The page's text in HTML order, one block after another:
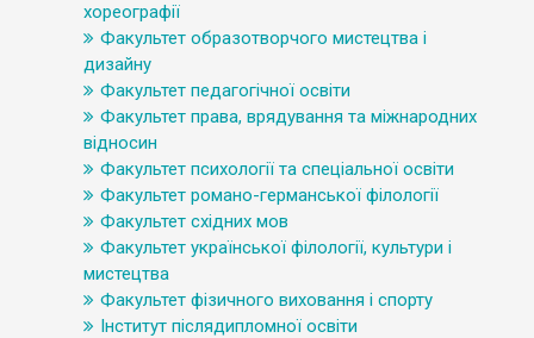
хореографії
Факультет образотворчого мистецтва і
дизайну
Факультет педагогічної освіти
Факультет права, врядування та міжнародних
відносин
Факультет психології та спеціальної освіти
Факультет романо-германської філології
Факультет східних мов
Факультет української філології, культури і
мистецтва
Факультет фізичного виховання і спорту
Інститут післядипломної освіти